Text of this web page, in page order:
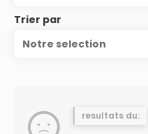
Trier par
Notre selection
resultats du: